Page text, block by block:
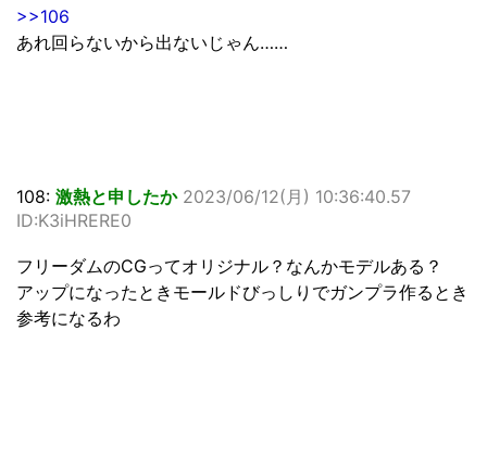
>>106
あれ回らないから出ないじゃん……
108: 激熱と申したか 2023/06/12(月) 10:36:40.57
ID:K3iHRERE0
フリーダムのCGってオリジナル？なんかモデルある？
アップになったときモールドびっしりでガンプラ作るとき
参考になるわ